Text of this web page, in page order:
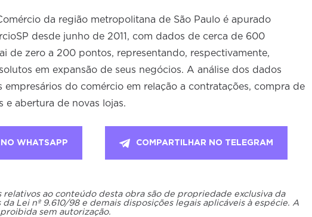
da região metropolitana de São Paulo é apurado
desde junho de 2011, com dados de cerca de 600
de zero a 200 pontos, representando, respectivamente,
em expansão de seus negócios. A análise dos dados
do comércio em relação a contratações, compra de
e abertura de novas lojas.
WHATSAPP COMPARTILHAR NO TELEGRAM
relativos ao conteúdo desta obra são de propriedade exclusiva da
da Lei nº 9.610/98 e demais disposições legais aplicáveis à espécie. A
sem autorização.